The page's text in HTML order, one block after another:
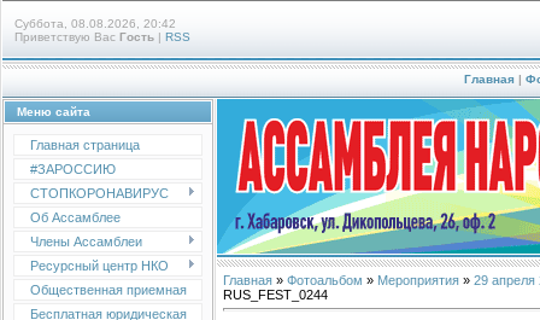
Суббота, 08.08.2026, 20:42
Приветствую Вас Гость | RSS
Главная |
Меню сайта
Главная страница
#ЗАРОССИЮ
СТОПКОРОНАВИРУС
Об Ассамблее
Члены Ассамблеи
Ресурсный центр НКО
Общественная приемная
Бесплатная юридическая
Главная » Фотоальбом » Мероприятия » 29 апреля
RUS_FEST_0244